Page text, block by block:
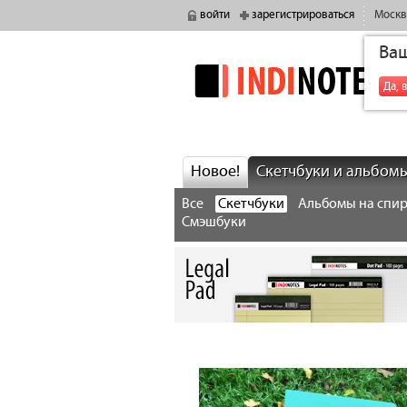
войти зарегистрироваться
Да,
indinotes
Новое! Скетчбуки и
Все Скетчбуки
Альбомы на
Смэшбуки